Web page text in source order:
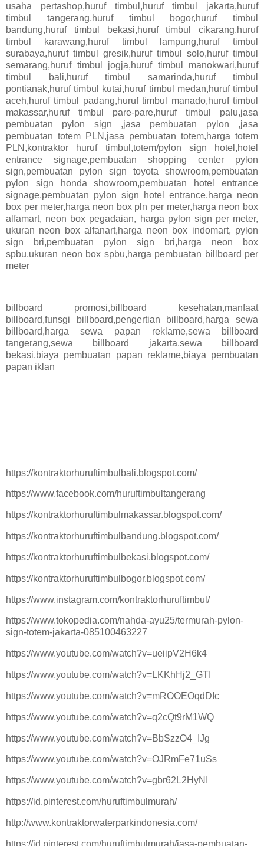
usaha pertashop,huruf timbul,huruf timbul jakarta,huruf
timbul tangerang,huruf timbul bogor,huruf timbul
bandung,huruf timbul bekasi,huruf timbul cikarang,huruf
timbul karawang,huruf timbul lampung,huruf timbul
surabaya,huruf timbul gresik,huruf timbul solo,huruf timbul
semarang,huruf timbul jogja,huruf timbul manokwari,huruf
timbul bali,huruf timbul samarinda,huruf timbul
pontianak,huruf timbul kutai,huruf timbul medan,huruf timbul
aceh,huruf timbul padang,huruf timbul manado,huruf timbul
makassar,huruf timbul pare-pare,huruf timbul palu,jasa
pembuatan pylon sign ,jasa pembuatan pylon ,jasa
pembuatan totem PLN,jasa pembuatan totem,harga totem
PLN,kontraktor huruf timbul,totem/pylon sign hotel,hotel
entrance signage,pembuatan shopping center pylon
sign,pembuatan pylon sign toyota showroom,pembuatan
pylon sign honda showroom,pembuatan hotel entrance
signage,pembuatan pylon sign hotel entrance,harga neon
box per meter,harga neon box pln per meter,harga neon box
alfamart, neon box pegadaian, harga pylon sign per meter,
ukuran neon box alfanart,harga neon box indomart, pylon
sign bri,pembuatan pylon sign bri,harga neon box
spbu,ukuran neon box spbu,harga pembuatan billboard per
meter
billboard promosi,billboard kesehatan,manfaat
billboard,funsgi billboard,pengertian billboard,harga sewa
billboard,harga sewa papan reklame,sewa billboard
tangerang,sewa billboard jakarta,sewa billboard
bekasi,biaya pembuatan papan reklame,biaya pembuatan
papan iklan
https://kontraktorhuruftimbulbali.blogspot.com/
https://www.facebook.com/huruftimbultangerang
https://kontraktorhuruftimbulmakassar.blogspot.com/
https://kontraktorhuruftimbulbandung.blogspot.com/
https://kontraktorhuruftimbulbekasi.blogspot.com/
https://kontraktorhuruftimbulbogor.blogspot.com/
https://www.instagram.com/kontraktorhuruftimbul/
https://www.tokopedia.com/nahda-ayu25/termurah-pylon-
sign-totem-jakarta-085100463227
https://www.youtube.com/watch?v=ueiipV2H6k4
https://www.youtube.com/watch?v=LKKhHj2_GTI
https://www.youtube.com/watch?v=mROOEOqdDIc
https://www.youtube.com/watch?v=q2cQt9rM1WQ
https://www.youtube.com/watch?v=BbSzzO4_IJg
https://www.youtube.com/watch?v=OJRmFe71uSs
https://www.youtube.com/watch?v=gbr62L2HyNI
https://id.pinterest.com/huruftimbulmurah/
http://www.kontraktorwaterparkindonesia.com/
https://id.pinterest.com/huruftimbulmurah/jasa-pembuatan-